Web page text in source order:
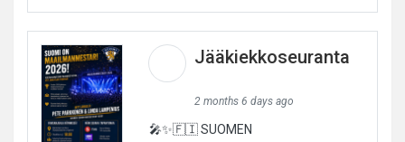
Jääkiekkoseuranta
2 months 6 days ago
🎤✨🇫🇮 SUOMEN